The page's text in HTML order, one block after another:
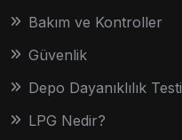
Bakım ve Kontroller
Güvenlik
Depo Dayanıklılık Testi
LPG Nedir?